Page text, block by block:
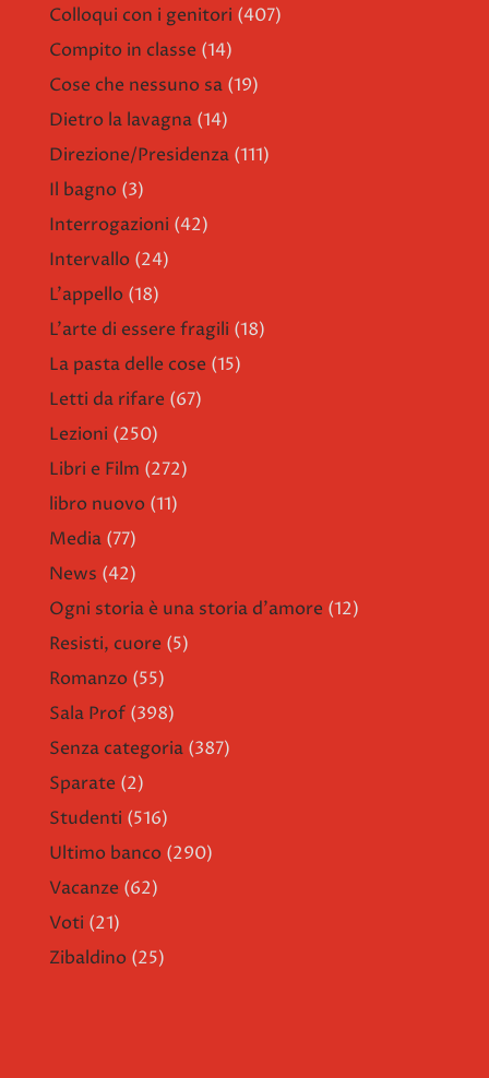
Colloqui con i genitori (407)
Compito in classe (14)
Cose che nessuno sa (19)
Dietro la lavagna (14)
Direzione/Presidenza (111)
Il bagno (3)
Interrogazioni (42)
Intervallo (24)
L'appello (18)
L'arte di essere fragili (18)
La pasta delle cose (15)
Letti da rifare (67)
Lezioni (250)
Libri e Film (272)
libro nuovo (11)
Media (77)
News (42)
Ogni storia è una storia d'amore (12)
Resisti, cuore (5)
Romanzo (55)
Sala Prof (398)
Senza categoria (387)
Sparate (2)
Studenti (516)
Ultimo banco (290)
Vacanze (62)
Voti (21)
Zibaldino (25)